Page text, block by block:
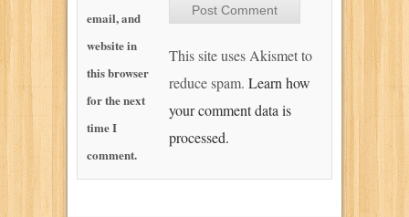
email, and
website in
this browser
for the next
time I
comment.
This site uses Akismet to
reduce spam. Learn how
your comment data is
processed.